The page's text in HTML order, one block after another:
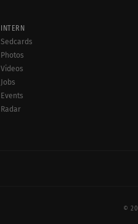
INTERN
Sedcards
Photos
Videos
Jobs
Events
Radar
©